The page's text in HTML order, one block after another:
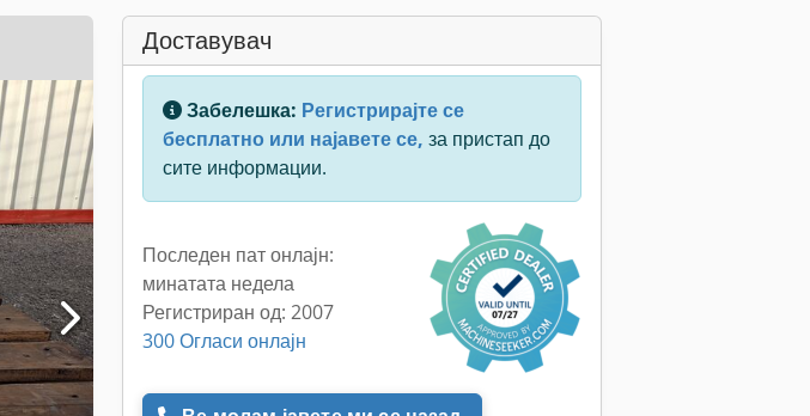
Доставувач
Забелешка: Регистрирајте се
бесплатно или најавете се, за пристап до
сите информации.
Последен пат онлајн:
минатата недела
Регистриран од: 2007
300 Огласи онлајн